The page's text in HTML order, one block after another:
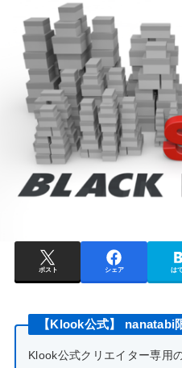
ポスト シェア は
【Klook公式】 nanatabi
Klook公式クリエイター専用